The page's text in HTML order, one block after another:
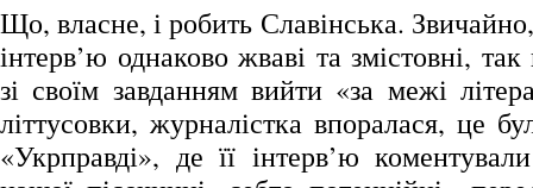
Що, власне, і робить Славінська. Звичайно,
інтерв’ю однаково жваві та змістовні,
зі своїм завданням вийти «за межі
літтусовки, журналістка впоралася, це
«Укрправді», де її інтерв’ю